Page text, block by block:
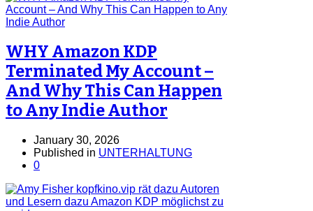
WHY Amazon KDP
Terminated My Account –
And Why This Can Happen
to Any Indie Author
January 30, 2026
Published in UNTERHALTUNG
0